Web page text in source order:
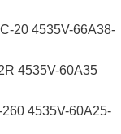
20 4535V-66A38-
4535V-60A35
4535V-60A25-